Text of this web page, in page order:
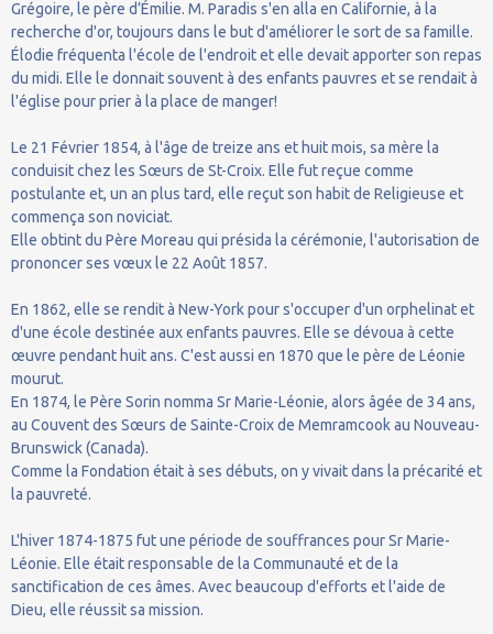
Grégoire, le père d’Émilie. M. Paradis s'en alla en Californie, à la
recherche d'or, toujours dans le but d'améliorer le sort de sa famille.
Élodie fréquenta l'école de l'endroit et elle devait apporter son repas
du midi. Elle le donnait souvent à des enfants pauvres et se rendait à
l'église pour prier à la place de manger!
Le 21 Février 1854, à l'âge de treize ans et huit mois, sa mère la
conduisit chez les Sœurs de St-Croix. Elle fut reçue comme
postulante et, un an plus tard, elle reçut son habit de Religieuse et
commença son noviciat.
Elle obtint du Père Moreau qui présida la cérémonie, l'autorisation de
prononcer ses vœux le 22 Août 1857.
En 1862, elle se rendit à New-York pour s'occuper d'un orphelinat et
d'une école destinée aux enfants pauvres. Elle se dévoua à cette
œuvre pendant huit ans. C'est aussi en 1870 que le père de Léonie
mourut.
En 1874, le Père Sorin nomma Sr Marie-Léonie, alors âgée de 34 ans,
au Couvent des Sœurs de Sainte-Croix de Memramcook au Nouveau-
Brunswick (Canada).
Comme la Fondation était à ses débuts, on y vivait dans la précarité et
la pauvreté.
L'hiver 1874-1875 fut une période de souffrances pour Sr Marie-
Léonie. Elle était responsable de la Communauté et de la
sanctification de ces âmes. Avec beaucoup d'efforts et l'aide de
Dieu, elle réussit sa mission.